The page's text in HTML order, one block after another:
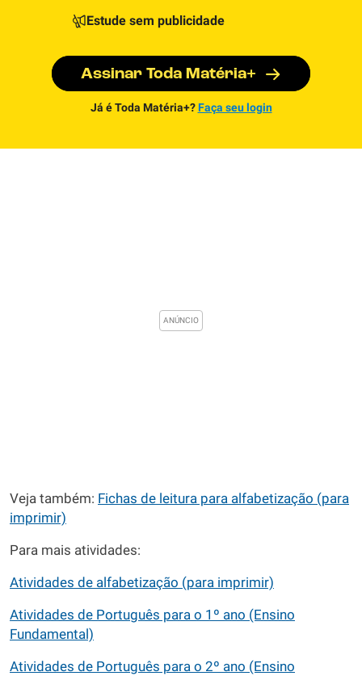
Estude sem publicidade
Assinar Toda Matéria+
Já é Toda Matéria+? Faça seu login
Veja também: Fichas de leitura para alfabetização (para
imprimir)
Para mais atividades:
Atividades de alfabetização (para imprimir)
Atividades de Português para o 1º ano (Ensino
Fundamental)
Atividades de Português para o 2º ano (Ensino